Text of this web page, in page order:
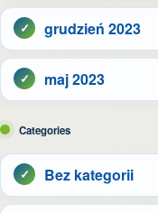
grudzień 2023
maj 2023
Categories
Bez kategorii